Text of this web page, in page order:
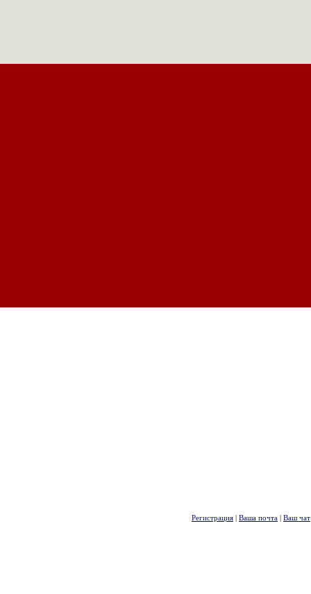
Регистрация | Ваша почта | Ваш чат